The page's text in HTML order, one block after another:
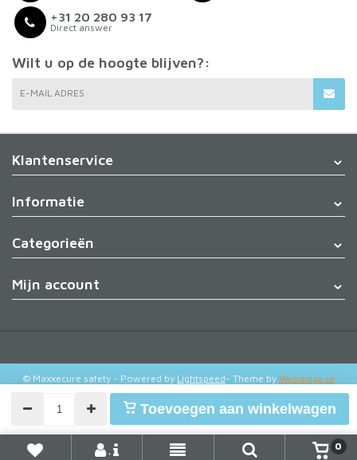
+
0
Toevoegen aan winkelwagen
+31 20 280 93 17
Direct answer
Wilt u op de hoogte blijven?:
E-MAIL ADRES
Klantenservice
Informatie
Categorieën
Mijn account
© Maxxecure safety - Powered by Lightspeed- Theme by Webdinge.nl